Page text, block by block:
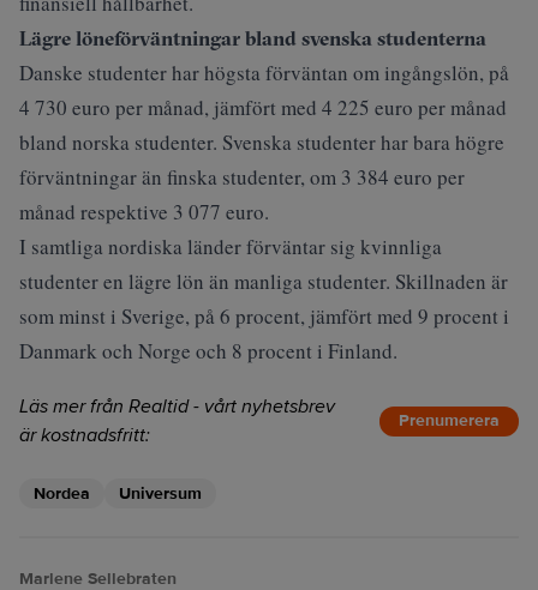
Lägre löneförväntningar bland svenska studenterna
Danske studenter har högsta förväntan om ingångslön, på
4 730 euro per månad, jämfört med 4 225 euro per månad
bland norska studenter. Svenska studenter har bara högre
förväntningar än finska studenter, om 3 384 euro per
månad respektive 3 077 euro.
I samtliga nordiska länder förväntar sig kvinnliga
studenter en lägre lön än manliga studenter. Skillnaden är
som minst i Sverige, på 6 procent, jämfört med 9 procent i
Danmark och Norge och 8 procent i Finland.
Läs mer från Realtid - vårt nyhetsbrev
är kostnadsfritt:
Prenumerera
Nordea Universum
Marlene Sellebraten